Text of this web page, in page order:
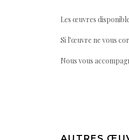
Les œuvres
Si l'œuvre ne vous
Nous vous